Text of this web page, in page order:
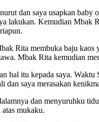
dan saya usapkan
lakukan. Kemudian Mbak
Rita membuka baju kaos
Mbak Rita kemudian
hal itu kepada saya.
dan saya merasakan
dan menyuruhku
mukaku.